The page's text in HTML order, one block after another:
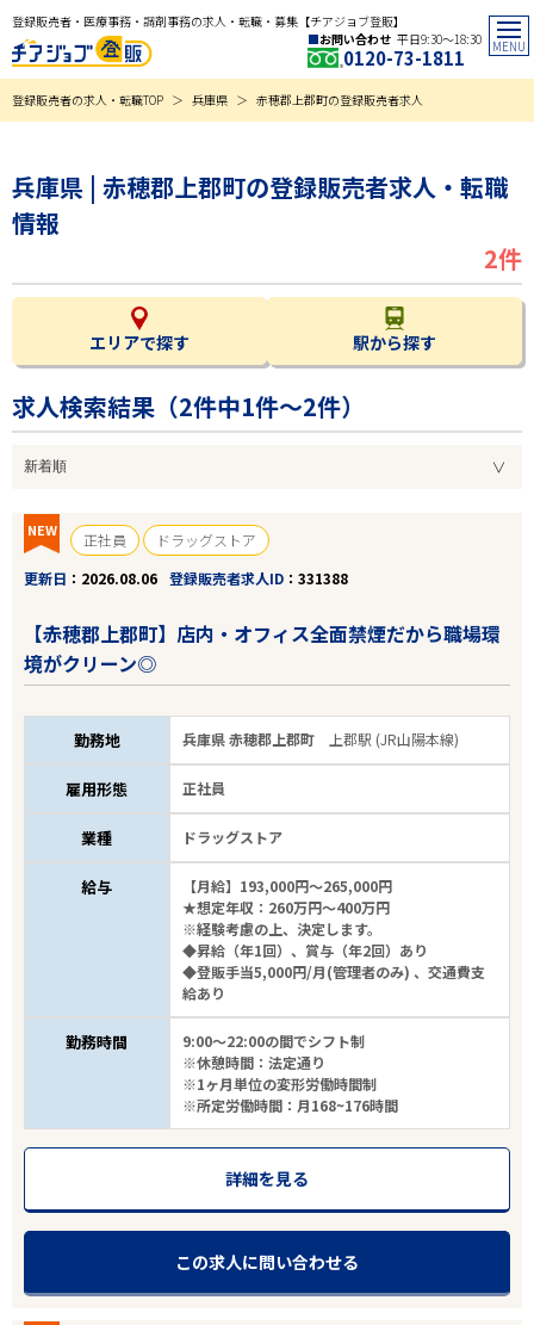
登録販売者・医療事務・調剤事務の求人・転職・募集【チアジョブ登販】
お問い合わせ 平日9:30〜18:30
0120-73-1811
登録販売者の求人・転職TOP 兵庫県 赤穂郡上郡町の登録販売者求人
兵庫県 | 赤穂郡上郡町の登録販売者求人・転職
情報
2件
エリアで探す 駅から探す
求人検索結果（2件中1件～2件）
NEW 正社員
ドラッグストア
更新日
2026.08.06 登録販売者求人ID 331388
【赤穂郡上郡町】店内・オフィス全面禁煙だから職場環
境がクリーン◎
勤務地 兵庫県 赤穂郡上郡町 上郡駅 (JR山陽本線)
雇用形態 正社員
業種 ドラッグストア
給与
【月給】193,000円～265,000円
★想定年収：260万円～400万円
※経験考慮の上、決定します。
◆昇給（年1回）、賞与（年2回）あり
◆登販手当5,000円/月(管理者のみ) 、交通費支
給あり
勤務時間
9:00～22:00の間でシフト制
※休憩時間：法定通り
※1ヶ月単位の変形労働時間制
※所定労働時間：月168~176時間
詳細を見る
この求人に問い合わせる